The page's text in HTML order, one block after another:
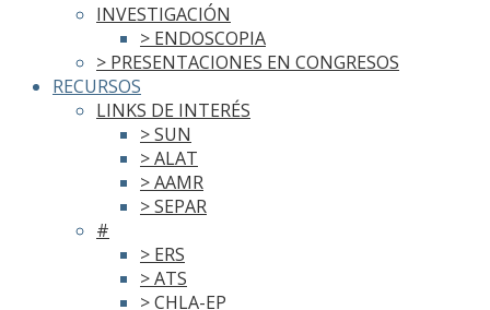
INVESTIGACIÓN
> ENDOSCOPIA
> PRESENTACIONES EN CONGRESOS
RECURSOS
LINKS DE INTERÉS
> SUN
> ALAT
> AAMR
> SEPAR
#
> ERS
> ATS
> CHLA-EP